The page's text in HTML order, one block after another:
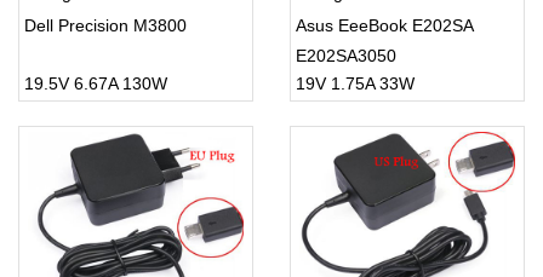
Dell Precision M3800
19.5V 6.67A 130W
Asus EeeBook E202SA
E202SA3050
19V 1.75A 33W